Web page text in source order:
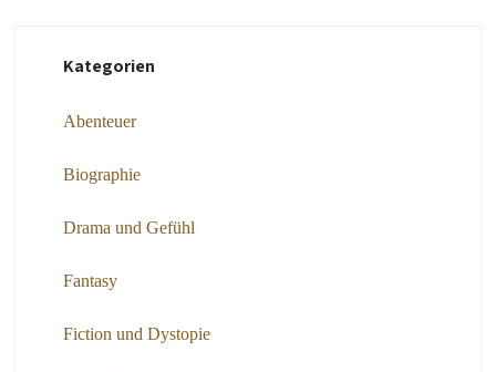
Kategorien
Abenteuer
Biographie
Drama und Gefühl
Fantasy
Fiction und Dystopie